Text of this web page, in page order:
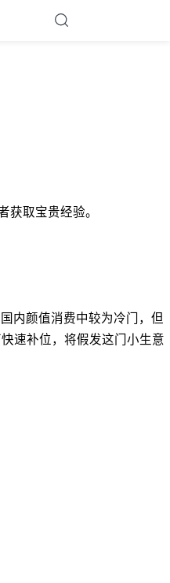
取宝贵经验。
内颜值消费中较为冷门，但
速补位，将假发这门小生意